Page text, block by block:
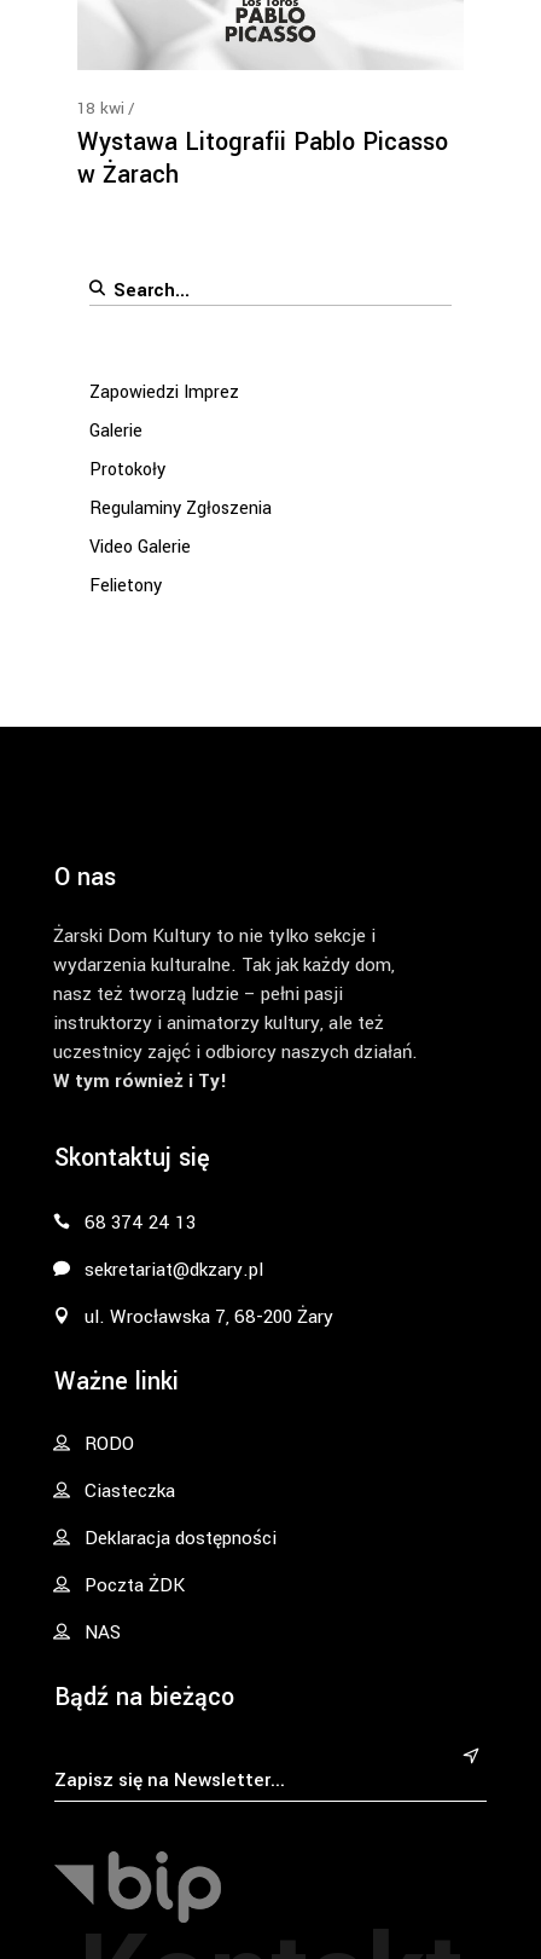
18 kwi
Wystawa Litografii Pablo Picasso
w Żarach
Search
Zapowiedzi Imprez
Galerie
Protokoły
Regulaminy Zgłoszenia
Video Galerie
Felietony
O nas
Żarski Dom Kultury to nie tylko sekcje i
wydarzenia kulturalne. Tak jak każdy dom,
nasz też tworzą ludzie – pełni pasji
instruktorzy i animatorzy kultury, ale też
uczestnicy zajęć i odbiorcy naszych działań.
W tym również i Ty!
Skontaktuj się
68 374 24 13
sekretariat@dkzary.pl
ul. Wrocławska 7, 68-200 Żary
Ważne linki
RODO
Ciasteczka
Deklaracja dostępności
Poczta ŻDK
NAS
Bądź na bieżąco
&